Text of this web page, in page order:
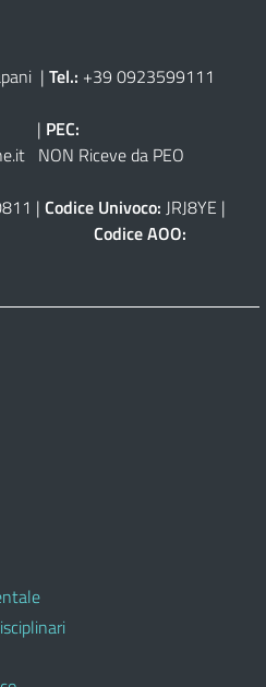
| Tel.: +39 0923599111
| PEC:
NON Riceve da PEO
| Codice Univoco: JRJ8YE |
Codice AOO: